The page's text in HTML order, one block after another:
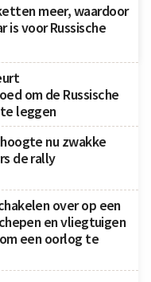
meer, waardoor
voor Russische
om de Russische
leggen
nu zwakke
de rally
over op een
en vliegtuigen
een oorlog te